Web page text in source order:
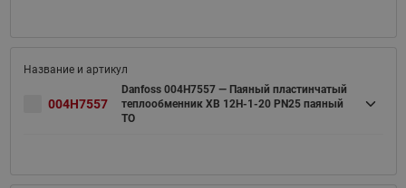
004H7557
Danfoss 004H7557 — Паяный пластинчатый
теплообменник XB 12H-1-20 PN25 паяный
ТО